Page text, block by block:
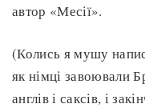
автор «Месії».
(Колись я мушу
як німці завоювали
англів і саксів, і